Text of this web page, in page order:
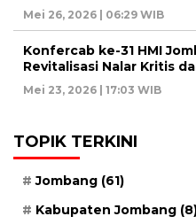
Mei 26, 2026 | 06:29 WIB
Konfercab ke-31 HMI
Revitalisasi Nalar Kritis
Mei 23, 2026 | 17:03 WIB
TOPIK TERKINI
Jombang (61)
Kabupaten Jombang